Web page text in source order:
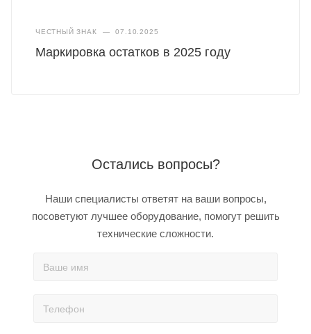
ЧЕСТНЫЙ ЗНАК — 07.10.2025
Маркировка остатков в 2025 году
Остались вопросы?
Наши специалисты ответят на ваши вопросы,
посоветуют лучшее оборудование, помогут решить
технические сложности.